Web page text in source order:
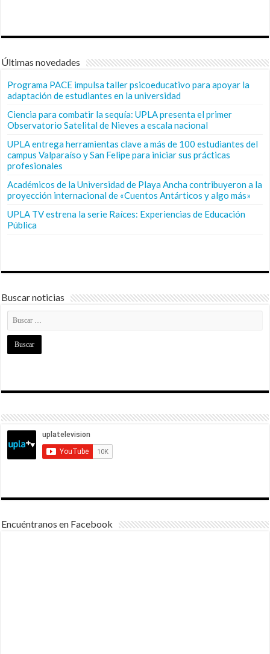
Últimas novedades
Programa PACE impulsa taller psicoeducativo para apoyar la
adaptación de estudiantes en la universidad
Ciencia para combatir la sequía: UPLA presenta el primer
Observatorio Satelital de Nieves a escala nacional
UPLA entrega herramientas clave a más de 100 estudiantes del
campus Valparaíso y San Felipe para iniciar sus prácticas
profesionales
Académicos de la Universidad de Playa Ancha contribuyeron a la
proyección internacional de «Cuentos Antárticos y algo más»
UPLA TV estrena la serie Raíces: Experiencias de Educación
Pública
Buscar noticias
Encuéntranos en Facebook